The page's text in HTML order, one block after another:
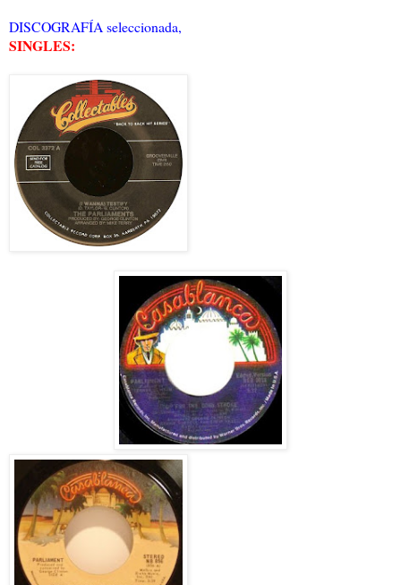
DISCOGRAFÍA seleccionada,
SINGLES: